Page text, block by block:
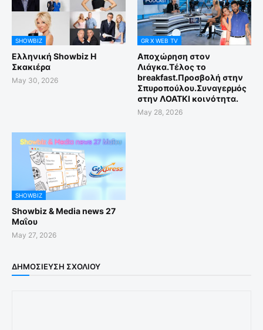
SHOWBIZ
Ελληνική Showbiz Η
Σκακιέρα
May 30, 2026
GR X WEB TV
Αποχώρηση στον
Λιάγκα.Τέλος το
breakfast.Προσβολή στην
Σπυροπούλου.Συναγερμός
στην ΛΟΑΤΚΙ κοινότητα.
May 28, 2026
SHOWBIZ
Showbiz & Media news 27
Μαΐου
May 27, 2026
ΔΗΜΟΣΊΕΥΣΗ ΣΧΟΛΊΟΥ